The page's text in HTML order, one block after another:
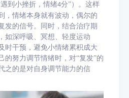
到小挫折，情绪4分”）。这样
，情绪本身就有波动，偶尔的
发的信号。同时，结合治疗期
如深呼吸、冥想、轻度运动
时干预，避免小情绪累积成大
的努力调节情绪时，对“复发”的
之的是对自身调节能力的信